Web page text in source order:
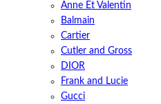
Anne Et Valentin
Balmain
Cartier
Cutler and Gross
DIOR
Frank and Lucie
Gucci